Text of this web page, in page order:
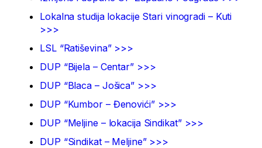
Lokalna studija lokacije Stari vinogradi – Kuti
>>>
LSL “Ratiševina” >>>
DUP “Bijela – Centar” >>>
DUP “Blaca – Jošica” >>>
DUP “Kumbor – Đenovići” >>>
DUP “Meljine – lokacija Sindikat” >>>
DUP “Sindikat – Meljine” >>>